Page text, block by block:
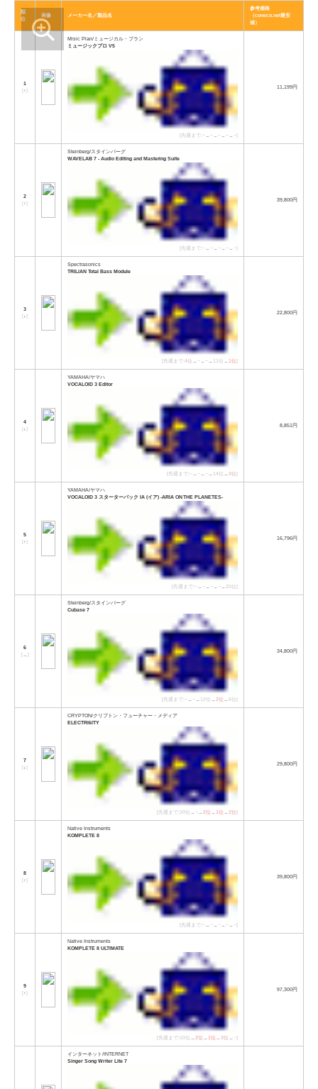
順
位
画像 メーカー名／製品名
参考価格
（coneco.net最安
値）
1
[↑]
Misic Plan/ミュージカル・プラン
ミュージックプロ V5
[先週まで:−→−→−→−→−]
11,199円
2
[↑]
Steinberg/スタインバーグ
WAVELAB 7 - Audio Editing and Mastering Suite
[先週まで:−→−→−→−→−]
39,800円
3
[↓]
Spectrasonics
TRILIAN Total Bass Module
[先週まで:4位 →−→−→11位→1位]
22,800円
4
[↓]
YAMAHA/ヤマハ
VOCALOID 3 Editor
[先週まで:−→−→−→14位→3位]
8,851円
5
[↑]
YAMAHA/ヤマハ
VOCALOID 3 スターターパック IA (イア) -ARIA ON THE PLANETES-
[先週まで:−→−→−→−→20位]
16,796円
6
[→ ]
Steinberg/スタインバーグ
Cubase 7
[先週まで:−→−→12位→2位 →6位]
34,800円
7
[↓]
CRYPTON/クリプトン・フューチャー・メディア
ELECTRI6ITY
[先週まで:20位→−→2位 →1位 →2位]
29,800円
8
[↑]
Native Instruments
KOMPLETE 8
[先週まで:−→−→−→−→−]
39,800円
9
[↑]
Native Instruments
KOMPLETE 8 ULTIMATE
[先週まで:10位→2位 →1位 →3位 →−]
97,300円
インターネット/INTERNET
Singer Song Writer Lite 7